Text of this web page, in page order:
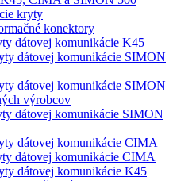
kryty
konektory
dátovej komunikácie K45
dátovej komunikácie SIMON
dátovej komunikácie SIMON
výrobcov
dátovej komunikácie SIMON
dátovej komunikácie CIMA
dátovej komunikácie CIMA
dátovej komunikácie K45